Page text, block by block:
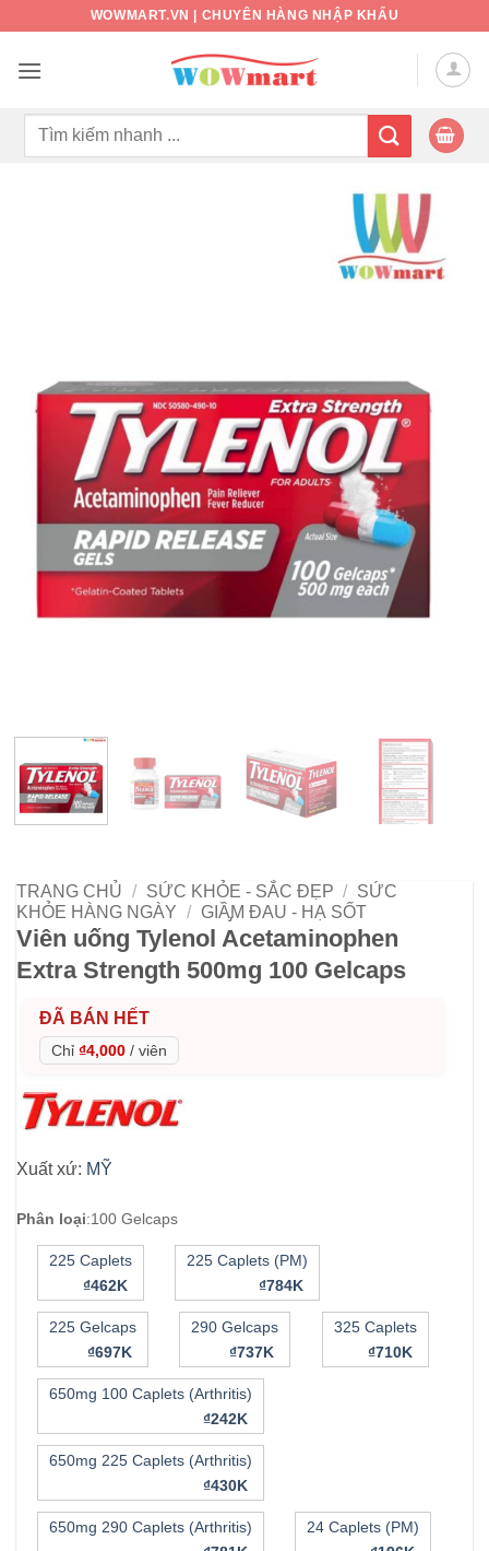
nội
WOWMART.VN | CHUYÊN HÀNG NHẬP KHẨU
Tìm
TRANG CHỦ / SỨC KHỎE - SẮC ĐẸP / SỨC
KHỎE HÀNG NGÀY / GIẦ̡M ĐAU - HẠ SỐT
Viên uống Tylenol Acetaminophen
Extra Strength 500mg 100 Gelcaps
ĐÃ BÁN HẾT
Chỉ ₫4,000 / viên
Xuất xứ: MỸ
Phân loại:100 Gelcaps
225 Caplets
₫462K
225 Caplets (PM)
₫784K
225 Gelcaps
₫697K
290 Gelcaps
₫737K
325 Caplets
₫710K
​​650mg 100 Caplets (Arthritis)
₫242K
​​650mg 225 Caplets (Arthritis)
₫430K
​​650mg 290 Caplets (Arthritis)
24 Caplets (PM)